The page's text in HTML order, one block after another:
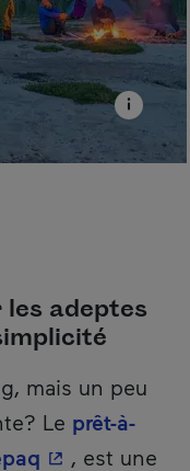
les adeptes
mais un peu
Le prêt-à-
- Cet, est une